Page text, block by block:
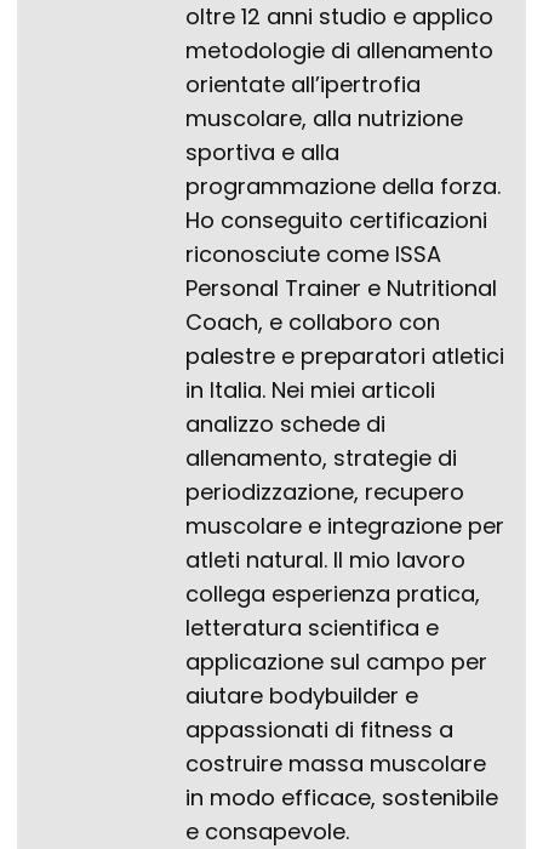
oltre 12 anni studio e applico
metodologie di allenamento
orientate all’ipertrofia
muscolare, alla nutrizione
sportiva e alla
programmazione della forza.
Ho conseguito certificazioni
riconosciute come ISSA
Personal Trainer e Nutritional
Coach, e collaboro con
palestre e preparatori atletici
in Italia. Nei miei articoli
analizzo schede di
allenamento, strategie di
periodizzazione, recupero
muscolare e integrazione per
atleti natural. Il mio lavoro
collega esperienza pratica,
letteratura scientifica e
applicazione sul campo per
aiutare bodybuilder e
appassionati di fitness a
costruire massa muscolare
in modo efficace, sostenibile
e consapevole.